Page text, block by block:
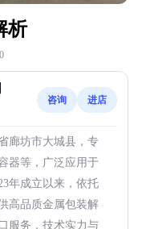
析
咨询 进店
廊坊市大城县，专
器等，广泛应用于
年成立以来，依托
高品质金属包装解
服务，技术实力与